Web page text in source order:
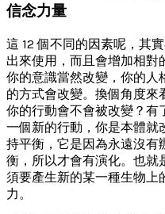
信念力量
這 12 個不同的因素呢，其
出來使用，而且會增加相對
你的意識當然改變，你的人
的方式會改變。換個角度來
你的行動會不會被改變？有
一個新的行動，你是本體就
持平衡，它是因為永遠沒有
衡，所以才會有演化。也就
須要產生新的某一種生物上
力。